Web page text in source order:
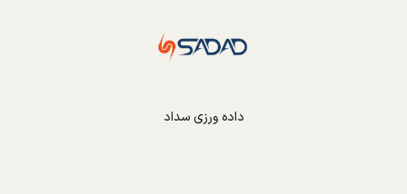
داده ورزی سداد